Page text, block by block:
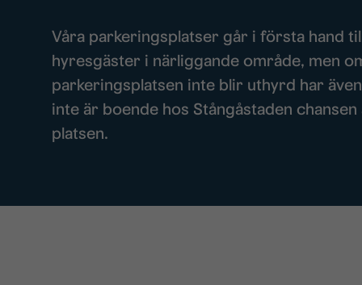
Våra parkeringsplatser går i första hand
hyresgäster i närliggande område, men
parkeringsplatsen inte blir uthyrd har
inte är boende hos Stångåstaden chansen
platsen.